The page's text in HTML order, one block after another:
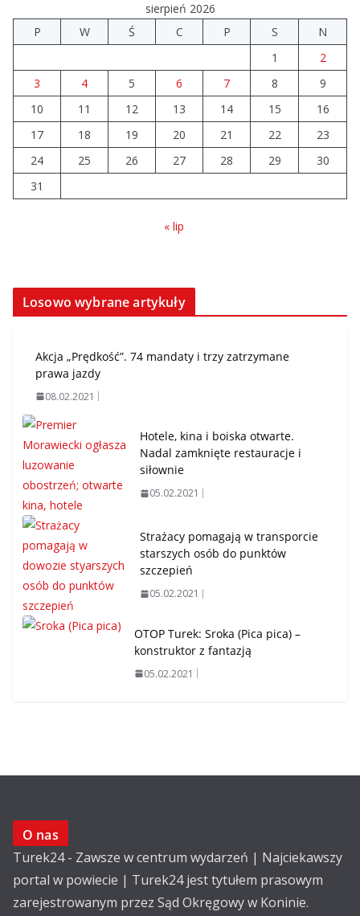
sierpień 2026
P
W Ś C P S
N
1
2
3
4 5 6 7 8
9
10
11 12 13 14 15
16
17
18 19 20 21 22
23
24
25 26 27 28 29
30
31
« lip
Losowo wybrane artykuły
Akcja „Prędkość”. 74 mandaty i trzy zatrzymane
prawa jazdy
08.02.2021
Hotele, kina i boiska otwarte.
Nadal zamknięte restauracje i
siłownie
05.02.2021
Strażacy pomagają w transporcie
starszych osób do punktów
szczepień
05.02.2021
OTOP Turek: Sroka (Pica pica) –
konstruktor z fantazją
05.02.2021
O nas
Turek24 - Zawsze w centrum wydarzeń | Najciekawszy
portal w powiecie | Turek24 jest tytułem prasowym
zarejestrowanym przez Sąd Okręgowy w Koninie.